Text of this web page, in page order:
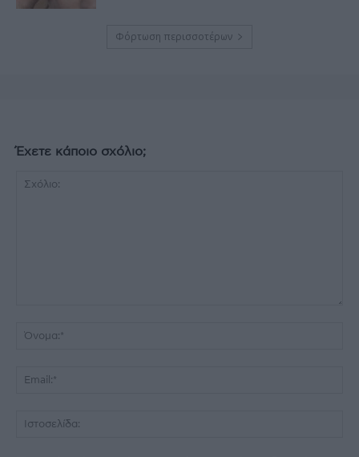
Φόρτωση περισσοτέρων
Έχετε κάποιο σχόλιο;